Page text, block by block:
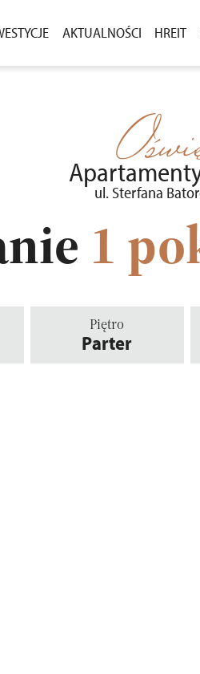
AKTUALNOŚCI
HREIT
ul. Sterfana
1
Piętro
Parter